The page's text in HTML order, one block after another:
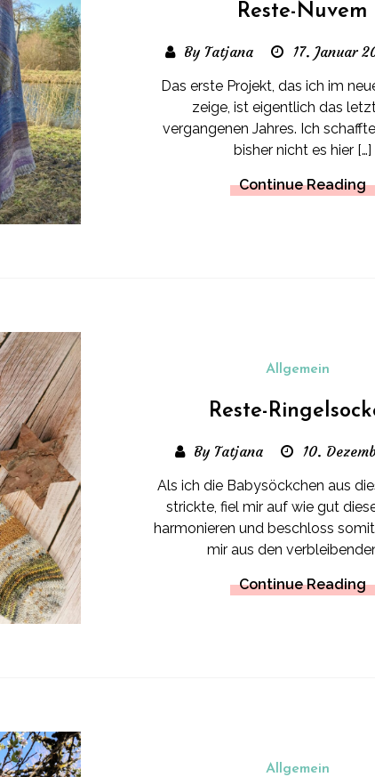
Reste-Nuvem
By Tatjana 17. Januar
Das erste Projekt, das ich im
zeige, ist eigentlich das
vergangenen Jahres. Ich
bisher nicht es hier […]
Continue Reading
Allgemein
Reste-
By Tatjana 10.
Als ich die Babysöckchen aus
strickte, fiel mir auf wie gut
harmonieren und beschloss
mir aus den
Continue Reading
Allgemein